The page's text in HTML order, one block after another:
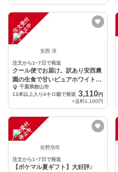
注
文
受
付
停
止
中
安西 淳
注文から1~7日で発送
クール便でお届け。訳あり安西農
園の生食で甘いピュアホワイト、
アウトレット
千葉県館山市
13本以上入り4キロ箱で発送 3,110円
+送料1,100円
注
文
受
付
停
止
中
佐野浩司
注文から1~7日で発送
【ポケマル夏ギフト】大好評♪